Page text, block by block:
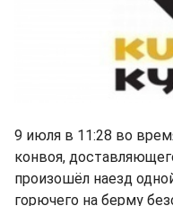
9 июля в 11:28 во
конвоя,
произошёл наезд
горючего на берму